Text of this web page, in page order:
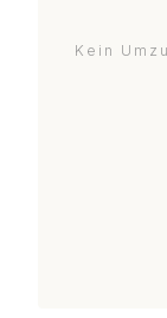
Kein